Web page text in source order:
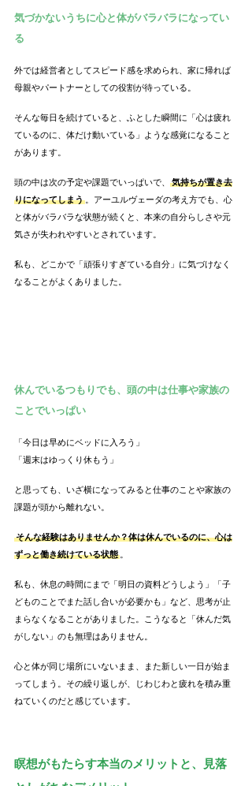
気づかないうちに心と体がバラバラになってい
る
外では経営者としてスピード感を求められ、家に帰れば
母親やパートナーとしての役割が待っている。
そんな毎日を続けていると、ふとした瞬間に「心は疲れ
ているのに、体だけ動いている」ような感覚になること
があります。
頭の中は次の予定や課題でいっぱいで、
気持ちが置き去
りになってしまう 。アーユルヴェーダの考え方でも、心
と体がバラバラな状態が続くと、本来の自分らしさや元
気さが失われやすいとされています。
私も、どこかで「頑張りすぎている自分」に気づけなく
なることがよくありました。
休んでいるつもりでも、頭の中は仕事や家族の
ことでいっぱい
「今日は早めにベッドに入ろう」
「週末はゆっくり休もう」
と思っても、いざ横になってみると仕事のことや家族の
課題が頭から離れない。
そんな経験はありませんか？体は休んでいるのに、心は
ずっと働き続けている状態 。
私も、休息の時間にまで「明日の資料どうしよう」「子
どものことでまた話し合いが必要かも」など、思考が止
まらなくなることがありました。こうなると「休んだ気
がしない」のも無理はありません。
心と体が同じ場所にいないまま、また新しい一日が始ま
ってしまう。その繰り返しが、じわじわと疲れを積み重
ねていくのだと感じています。
瞑想がもたらす本当のメリットと、見落